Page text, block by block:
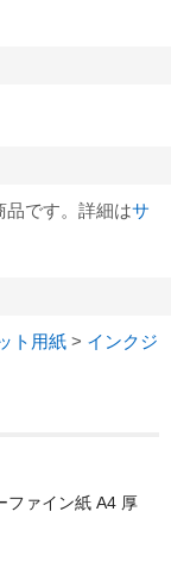
です。詳細はサ
ト用紙 > インクジ
ファイン紙 A4 厚